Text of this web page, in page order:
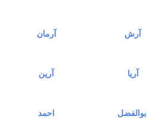
آرش آرمان
آریا آرین
ابوالفضل احمد